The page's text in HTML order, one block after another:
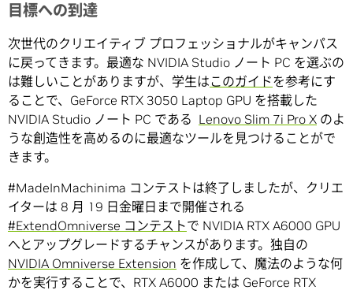
目標への到達
次世代のクリエイティブ プロフェッショナルがキャンパス
に戻ってきます。最適な NVIDIA Studio ノート PC を選ぶの
は難しいことがありますが、学生はこのガイドを参考にす
ることで、GeForce RTX 3050 Laptop GPU を搭載した
NVIDIA Studio ノート PC である Lenovo Slim 7i Pro X のよ
うな創造性を高めるのに最適なツールを見つけることがで
きます。
#MadeInMachinima コンテストは終了しましたが、クリエ
イターは 8 月 19 日金曜日まで開催される
#ExtendOmniverse コンテストで NVIDIA RTX A6000 GPU
へとアップグレードするチャンスがあります。独自の
NVIDIA Omniverse Extension を作成して、魔法のような何
かを実行することで、RTX A6000 または GeForce RTX